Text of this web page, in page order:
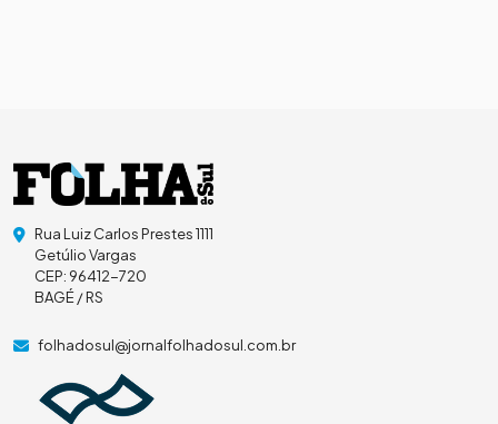
Rua Luiz Carlos Prestes 1111
Getúlio Vargas
CEP: 96412-720
BAGÉ / RS
folhadosul@jornalfolhadosul.com.br